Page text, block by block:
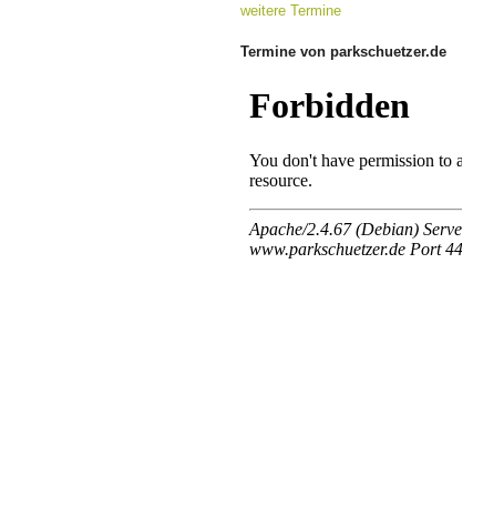
weitere Termine
Termine von parkschuetzer.de